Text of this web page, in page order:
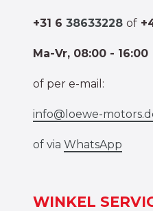
+31 6 38633228 of
Ma-Vr, 08:00 - 16:00
of per e-mail:
info@loewe-
of via WhatsApp
WINKEL